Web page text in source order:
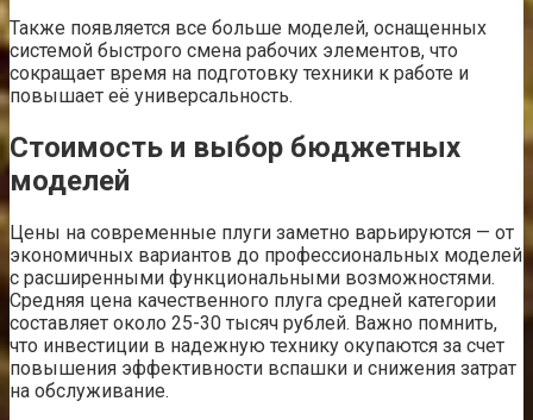
Также появляется все больше моделей, оснащенных
системой быстрого смена рабочих элементов, что
сокращает время на подготовку техники к работе и
повышает её универсальность.
Стоимость и выбор бюджетных
моделей
Цены на современные плуги заметно варьируются — от
экономичных вариантов до профессиональных моделей
с расширенными функциональными возможностями.
Средняя цена качественного плуга средней категории
составляет около 25-30 тысяч рублей. Важно помнить,
что инвестиции в надежную технику окупаются за счет
повышения эффективности вспашки и снижения затрат
на обслуживание.